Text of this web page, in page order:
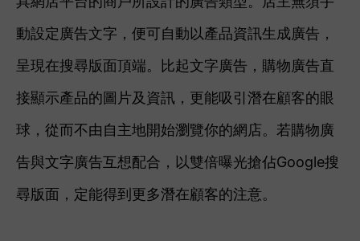
動設定廣告文字，便可自動以產品資訊生成廣告，
呈現在搜尋版面頂端。比起文字廣告，購物廣告直
接顯示產品的圖片及資訊，更能吸引潛在顧客的眼
球，從而不由自主地開始瀏覽你的網店。若購物廣
告與文字廣告互想配合，以雙倍曝光搶佔Google搜
尋版面，定能得到更多潛在顧客的注意。